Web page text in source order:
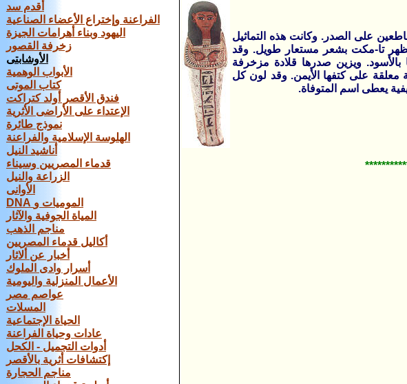
أقدم سد
الفراعنة وإختراع الأعضاء الصناعية
اليهود وبناء أهرامات الجيزة
زخرفة القصور
الأوشابتى
الأبواب الوهمية
كتاب الموتى
فندق الأقصر أولد كتراكت
الإعتداء على الأراضى الأثرية
نموذج طائرة
الهلوسة الإسلامية والفراعنة
أناشيد النيل
قدماء المصريين وسيناء
الزراعة والنيل
الأوانى
DNA الموميات و
المياة الجوفية والآثار
مناجم الذهب
أكاليل قدماء المصريين
أخبار عن ألاثار
أسرار وادى الملوك
الأعمال المنزلية واليومية
عواصم مصر
المسلات
الحياة الإجتماعية
عادات وحياة الفراعنة
أدوات التجميل - الكحل
إكتشافات أثرية بالأقصر
مناجم الحجارة
على الصدر. وكانت هذه التماثيل
وتظهر تا-مكت بشعر مستعار طويل. وقد
بالأسود. ويزين صدرها قلادة مزخرفة
على كتفها الأيمن. وقد لون كل
يعطى اسم المتوفاة.